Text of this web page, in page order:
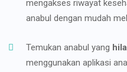
mengakses riwayat
anabul dengan mudah
Temukan anabul yang
menggunakan aplikasi